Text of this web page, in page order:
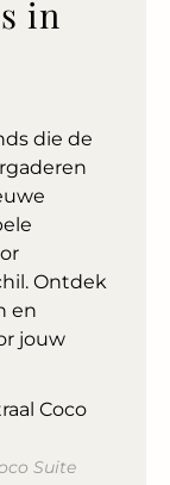
in
die de
Ontdek
en
jouw
Suite